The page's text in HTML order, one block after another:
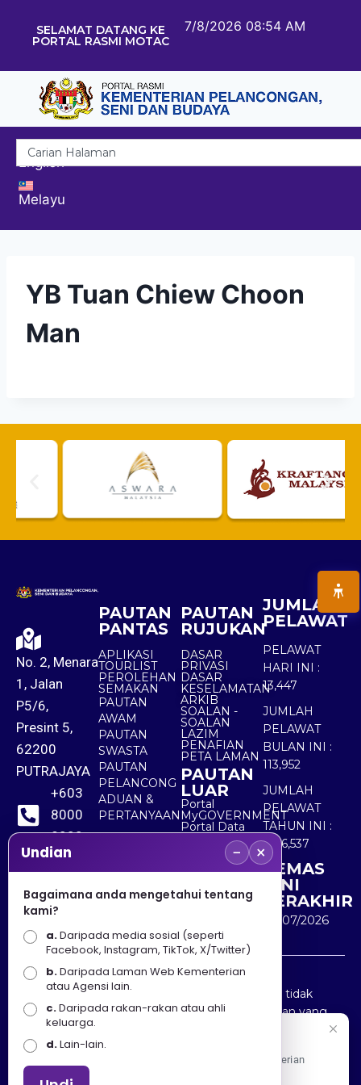
SELAMAT DATANG KE
PORTAL RASMI MOTAC
7/8/2026 08:54 AM
English
Melayu
YB Tuan Chiew Choon
Man
No. 2, Menara
1, Jalan
P5/6,
Presint 5,
62200
PUTRAJAYA
+603
8000
8000
+603
8891
7100
PAUTAN
PANTAS
APLIKASI
TOURLIST
PEROLEHAN
SEMAKAN
PAUTAN
AWAM
PAUTAN
SWASTA
PAUTAN
PELANCONG
ADUAN &
PERTANYAAN
PAUTAN
RUJUKAN
DASAR
PRIVASI
DASAR
KESELAMATAN
ARKIB
SOALAN -
SOALAN
LAZIM
PENAFIAN
PETA LAMAN
PAUTAN
LUAR
Portal
MyGOVERNMENT
Portal Data
Terbuka
Sektor Awam
JUMLAH
PELAWAT
PELAWAT
HARI INI :
13,447
JUMLAH
PELAWAT
BULAN INI :
113,952
JUMLAH
PELAWAT
TAHUN INI :
5,516,537
KEMAS
KINI
TERAKHIR
30/07/2026
Penafian : Kerajaan Malaysia dan Kementerian
Pelancongan Seni dan Budaya (MOTAC) adalah tidak
bertanggungjawab atas kehilangan atau kerugian yang
disebabkan oleh penggunaan mana-mana maklumat
yang diperolehi dari portal ini.
Undian − ×
Bagaimana anda mengetahui tentang
kami?
a.Daripada media sosial (seperti
Facebook, Instagram, TikTok, X/Twitter)
b.Daripada Laman Web Kementerian
atau Agensi lain.
c.Daripada rakan-rakan atau ahli
keluarga.
d.Lain-lain.
Apa Khabar! Selamat datang ke Portal Rasmi Kementerian
Pelancongan, Seni dan Budaya